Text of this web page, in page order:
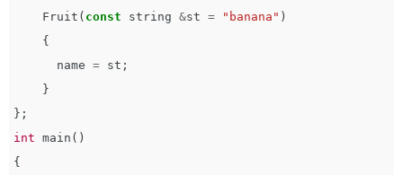
Fruit ( const string &st = "banana" )
{
name = st ;
}
};
int main ()
{